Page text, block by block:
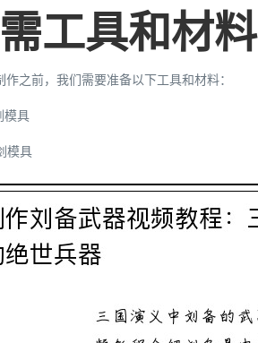
工具和材料
作之前，我们需要准备以下工具和材料：
模具
模具